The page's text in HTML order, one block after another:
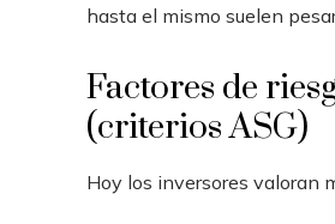
hasta el mismo suelen
Factores de
(criterios ASG)
Hoy los inversores valoran